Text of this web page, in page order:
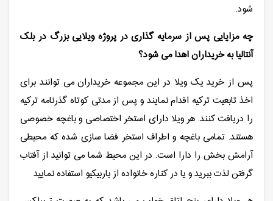
شود.
چه مزایایی پس از سرمایه گذاری در پروژه ویلایی بزرگ در بلک
آنتالیا به خریداران اهدا می شود؟
پس از خرید یک ویلا در این مجموعه خریداران می توانند برای
اخذ تابعیت ترکیه اقدام نمایند و پس از مدتی کوتاه گذرنامه ترکیه
را دریافت کنند. هر ویلا دارای استخر اختصاصی و باغچه خصوصی
هستند. تمامی باغچه و اطراف استخر فضا سازی شده که محیطی
آرامش بخش را دارا است. در این محیط شما می توانید از آفتاب
گرفتن لذت ببرید و یا در کناره خانواده از باربیکیو استفاده نمایید